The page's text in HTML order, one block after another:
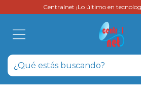
Centralnet ¡Lo último en